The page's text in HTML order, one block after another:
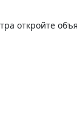
откройте